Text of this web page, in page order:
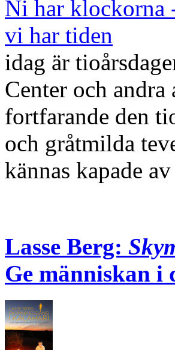
idag är
Center och
fortfarande den
och gråtmilda
kännas kapade
Lasse Berg:
Ge människan i